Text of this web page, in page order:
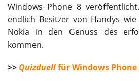
Windows Phone 8
endlich Besitzer von Handys
Nokia in den Genuss des
kommen.
>> Quizduellfür Windows Phone